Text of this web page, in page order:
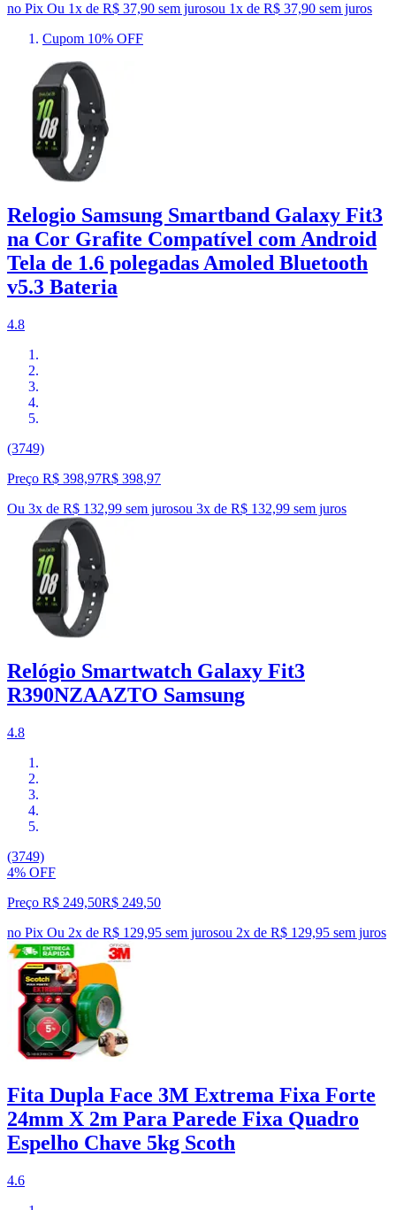
no Pix Ou 1x de R$ 37,90 sem jurosou 1x de R$ 37,90 sem juros
Cupom 10% OFF
Relogio Samsung Smartband Galaxy Fit3
na Cor Grafite Compatível com Android
Tela de 1.6 polegadas Amoled Bluetooth
v5.3 Bateria
4.8
(3749)
Preço R$ 398,97R$ 398,97
Ou 3x de R$ 132,99 sem jurosou 3x de R$ 132,99 sem juros
Relógio Smartwatch Galaxy Fit3
R390NZAAZTO Samsung
4.8
(3749)
4% OFF
Preço R$ 249,50R$ 249,50
no Pix Ou 2x de R$ 129,95 sem jurosou 2x de R$ 129,95 sem juros
Fita Dupla Face 3M Extrema Fixa Forte
24mm X 2m Para Parede Fixa Quadro
Espelho Chave 5kg Scoth
4.6